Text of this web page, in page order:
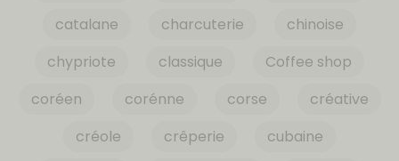
catalane
charcuterie
chinoise
chypriote
classique
Coffee shop
coréen
corénne corse
créative
créole
crêperie
cubaine